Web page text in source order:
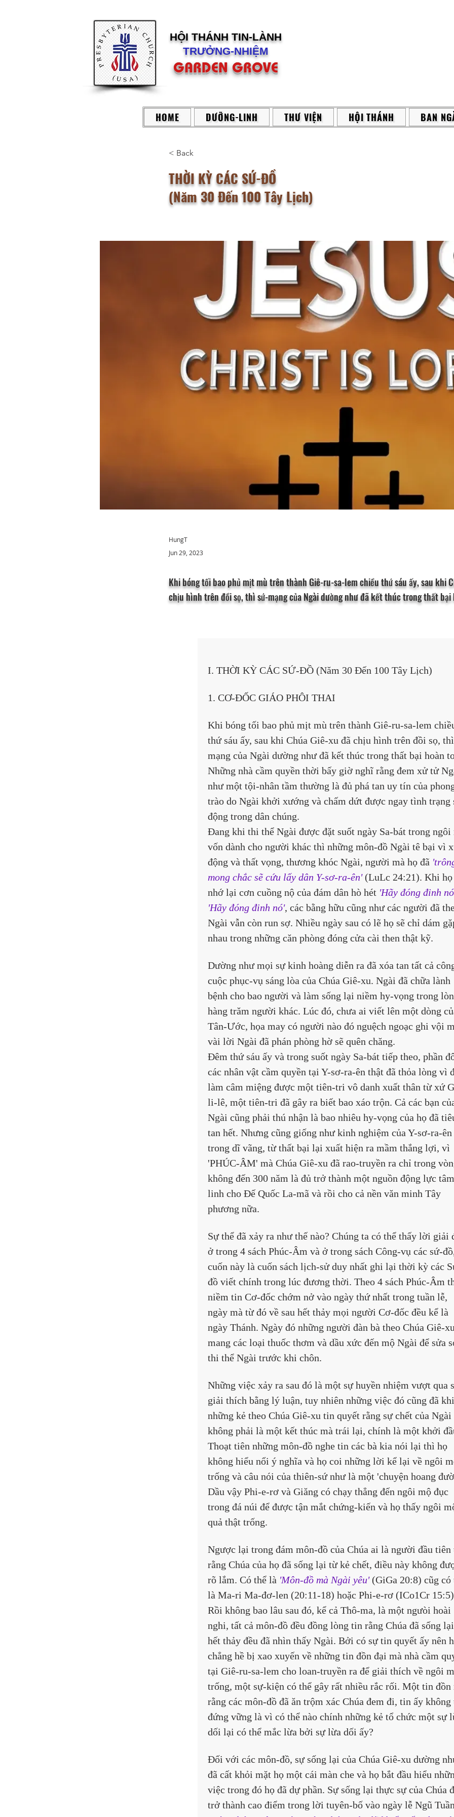
HỘI THÁNH TIN-LÀNH
TRƯỞNG-NHIỆM
GARDEN GROVE
HOME DƯỠNG-LINH THƯ VIỆN HỘI THÁNH BAN
< Back
THỜI KỲ CÁC SỨ-ĐỒ
(Năm 30 Đến 100 Tây Lịch)
HungT
Jun 29, 2023
Khi bóng tối bao phủ mịt mù trên thành Giê-ru-sa-lem chiều thứ sáu ấy, sau khi
chịu hình trên đồi sọ, thì sứ-mạng của Ngài dường như đã kết thúc trong thất bại
I. THỜI KỲ CÁC SỨ-ĐỒ (Năm 30 Đến 100 Tây Lịch)
1. CƠ-ĐỐC GIÁO PHÔI THAI
Khi bóng tối bao phủ mịt mù trên thành Giê-ru-sa-lem
thứ sáu ấy, sau khi Chúa Giê-xu đã chịu hình trên đồi sọ,
mạng của Ngài dường như đã kết thúc trong thất bại hoàn
Những nhà cầm quyền thời bấy giờ nghĩ rằng đem xử tử
như một tội-nhân tầm thường là đủ phá tan uy tín của
trào do Ngài khởi xướng và chấm dứt được ngay tình trạng
động trong dân chúng.
Đang khi thi thể Ngài được đặt suốt ngày Sa-bát trong ngôi
vốn dành cho người khác thì những môn-đồ Ngài tê bại vì
động và thất vọng, thương khóc Ngài, người mà họ đã
mong chắc sẽ cứu lấy dân Y-sơ-ra-ên' (LuLc 24:21). Khi họ
nhớ lại cơn cuồng nộ của đám dân hò hét 'Hãy đóng đinh
'Hãy đóng đinh nó', các bằng hữu cũng như các người đã
Ngài vẫn còn run sợ. Nhiều ngày sau có lẽ họ sẽ chỉ dám
nhau trong những căn phòng đóng cửa cài then thật kỹ.
Dường như mọi sự kinh hoàng diễn ra đã xóa tan tất cả
cuộc phục-vụ sáng lòa của Chúa Giê-xu. Ngài đã chữa lành
bệnh cho bao người và làm sống lại niềm hy-vọng trong
hàng trăm người khác. Lúc đó, chưa ai viết lên một dòng
Tân-Ước, họa may có người nào đó nguệch ngoạc ghi vội
vài lời Ngài đã phán phòng hờ sẽ quên chăng.
Đêm thứ sáu ấy và trong suốt ngày Sa-bát tiếp theo, phần
các nhân vật cầm quyền tại Y-sơ-ra-ên thật đã thỏa lòng vì
làm câm miệng được một tiên-tri vô danh xuất thân từ xứ
li-lê, một tiên-tri đã gây ra biết bao xáo trộn. Cả các bạn
Ngài cũng phải thú nhận là bao nhiêu hy-vọng của họ đã
tan hết. Nhưng cũng giống như kinh nghiệm của Y-sơ-ra-ên
trong dĩ vãng, từ thất bại lại xuất hiện ra mầm thắng lợi, vì
'PHÚC-ÂM' mà Chúa Giê-xu đã rao-truyền ra chỉ trong
không đến 300 năm là đủ trở thành một nguồn động lực
linh cho Đế Quốc La-mã và rồi cho cả nền văn minh Tây
phương nữa.
Sự thể đã xảy ra như thế nào? Chúng ta có thể thấy lời giải
ở trong 4 sách Phúc-Âm và ở trong sách Công-vụ các sứ-
cuốn này là cuốn sách lịch-sử duy nhất ghi lại thời kỳ các
đồ viết chính trong lúc đương thời. Theo 4 sách Phúc-Âm
niềm tin Cơ-đốc chớm nở vào ngày thứ nhất trong tuần lễ,
ngày mà từ đó về sau hết thảy mọi người Cơ-đốc đều kể là
ngày Thánh. Ngày đó những người đàn bà theo Chúa Giê-xu
mang các loại thuốc thơm và dầu xức đến mộ Ngài để sửa
thi thể Ngài trước khi chôn.
Những việc xảy ra sau đó là một sự huyền nhiệm vượt qua
giải thích bằng lý luận, tuy nhiên những việc đó cũng đã
những kẻ theo Chúa Giê-xu tin quyết rằng sự chết của Ngài
không phải là một kết thúc mà trái lại, chính là một khởi
Thoạt tiên những môn-đồ nghe tin các bà kia nói lại thì họ
không hiểu nổi ý nghĩa và họ coi những lời kể lại về ngôi
trống và câu nói của thiên-sứ như là một 'chuyện hoang
Dầu vậy Phi-e-rơ và Giăng có chạy thẳng đến ngôi mộ đục
trong đá núi để được tận mắt chứng-kiến và họ thấy ngôi
quả thật trống.
Ngược lại trong đám môn-đồ của Chúa ai là người đầu tiên
rằng Chúa của họ đã sống lại từ kẻ chết, điều này không
rõ lắm. Có thể là 'Môn-đồ mà Ngài yêu' (GiGa 20:8) cũg có
là Ma-ri Ma-đơ-len (20:11-18) hoặc Phi-e-rơ (ICo1Cr
Rồi không bao lâu sau đó, kể cả Thô-ma, là một ngưòi hoài
nghi, tất cả môn-đồ đều đồng lòng tin rằng Chúa đã sống
hết thảy đều đã nhìn thấy Ngài. Bởi có sự tin quyết ấy nên
chẳng hề bị xao xuyến về những tin đồn đại mà nhà cầm
tại Giê-ru-sa-lem cho loan-truyền ra để giải thích về ngôi
trống, một sự-kiện có thể gây rất nhiều rắc rối. Một tin đồn
rằng các môn-đồ đã ăn trộm xác Chúa đem đi, tin ấy không
đứng vững là vì có thể nào chính những kẻ tổ chức một sự
dối lại có thể mắc lừa bởi sự lừa dối ấy?
Đối với các môn-đồ, sự sống lại của Chúa Giê-xu dường
đã cất khỏi mặt họ một cái màn che và họ bắt đầu hiểu
việc trong đó họ đã dự phần. Sự sống lại thực sự của Chúa
trở thành cao điểm trong lời tuyên-bố vào ngày lễ Ngũ Tuần